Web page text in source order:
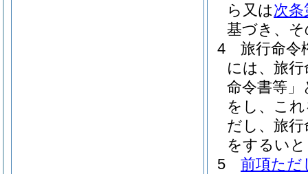
ら又は次条
基づき、
4
旅行命令
には、旅
命令書等」
をし、こ
だし、旅
をするい
5
前項ただ